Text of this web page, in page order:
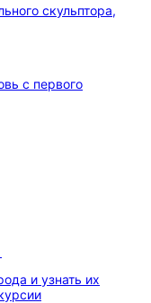
скульптора,
и узнать их